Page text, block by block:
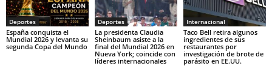
Deportes
España conquista el
Mundial 2026 y levanta su
segunda Copa del Mundo
Deportes
La presidenta Claudia
Sheinbaum asiste a la
final del Mundial 2026 en
Nueva York; coincide con
líderes internacionales
Internacional
Taco Bell retira algunos
ingredientes de sus
restaurantes por
investigación de brote de
parásito en EE.UU.